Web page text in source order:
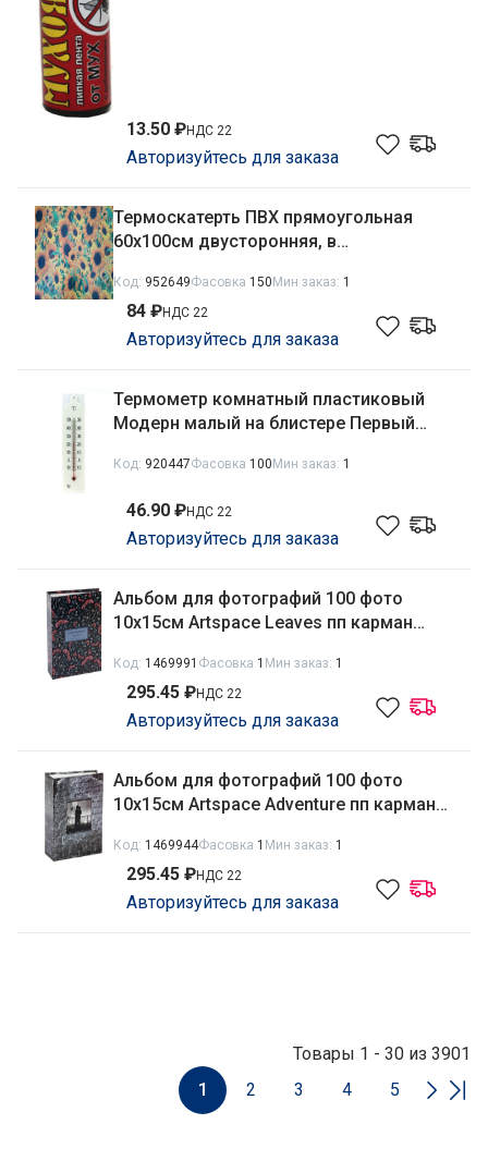
13.50 ₽НДС 22
Авторизуйтесь для заказа
Термоскатерть ПВХ прямоугольная
60х100см двусторонняя, в
Код: 952649Фасовка 150 Мин заказ: 1
84 ₽НДС 22
Авторизуйтесь для заказа
Термометр комнатный пластиковый
Модерн малый на блистере Первый
Код: 920447Фасовка 100 Мин заказ: 1
46.90 ₽НДС 22
Авторизуйтесь для заказа
Альбом для фотографий 100 фото
10х15см Artspace Leaves пп карман
Код: 1469991 Фасовка 1 Мин заказ: 1
295.45 ₽НДС 22
Авторизуйтесь для заказа
Альбом для фотографий 100 фото
10х15см Artspace Adventure пп карман
Код: 1469944Фасовка 1 Мин заказ: 1
295.45 ₽НДС 22
Авторизуйтесь для заказа
Товары 1 - 30 из 3901
1
2 3 4 5